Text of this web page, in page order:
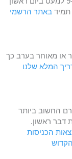
תמיד באתר הרשמי
או מאוחר בערב כך
המלא שלנו
החשוב ביותר
דבר ראשון.
הכניסות